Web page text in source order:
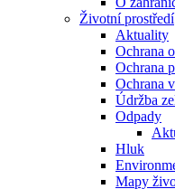
Životní prostředí
Aktuality
Ochrana
Ochrana
Ochrana
Údržba
Odpady
Hluk
Mapy